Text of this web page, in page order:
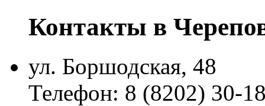
Контакты в
ул. Боршодская, 48
Телефон: 8 (8202) 30-